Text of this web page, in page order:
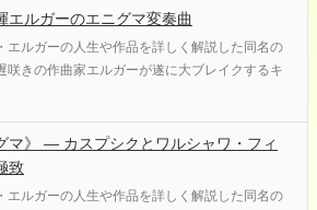
エルガーのエニグマ変奏曲
エルガーの人生や作品を詳しく解説した同名の
咲きの作曲家エルガーが遂に大ブレイクするキ
マ》 ― カスプシクとワルシャワ・フィ
致
エルガーの人生や作品を詳しく解説した同名の